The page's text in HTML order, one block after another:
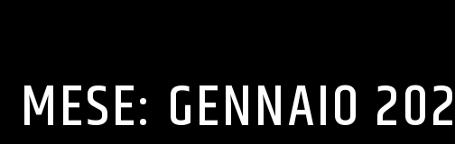
MESE: GENNAIO